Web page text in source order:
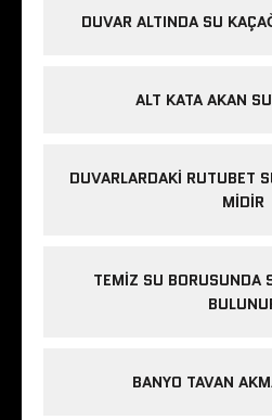
DUVAR ALTINDA SU
ALT KATA AKAN
DUVARLARDAKI RUTUBET
MIDIR
TEMIZ SU BORUSUNDA
BANYO TAVAN